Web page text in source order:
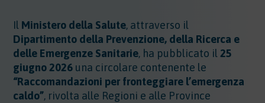
Il Ministero della Salute, attraverso il
Dipartimento della Prevenzione, della Ricerca e
delle Emergenze Sanitarie, ha pubblicato il25
giugno 2026 una circolare contenente le
“Raccomandazioni per fronteggiare l’emergenza
caldo”, rivolta alle Regioni e alle Province